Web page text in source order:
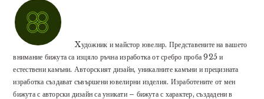
Xудожник и майстор ювелир. Представените на вашето
внимание бижута са изцяло ръчна изработка от сребро проба 925 и
естествени камъни. Авторският дизайн, уникалните камъни и прецизната
изработка създават съвършени ювелирни изделия. Изработените от мен
бижута с авторски дизайн са уникати – бижута с характер, създадени в